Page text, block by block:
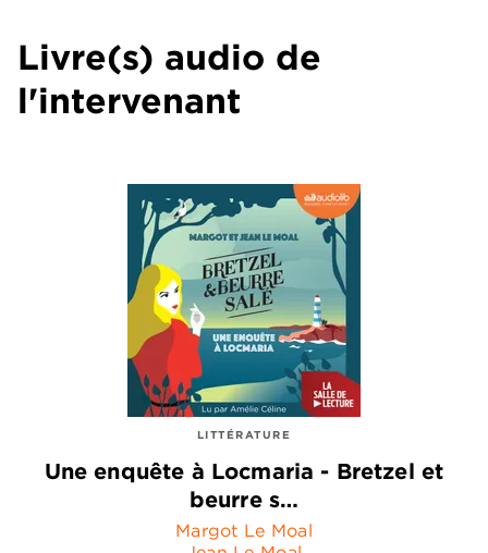
Livre(s) audio de
l'intervenant
LITTÉRATURE
Une enquête à Locmaria - Bretzel et
beurre s…
Margot Le Moal